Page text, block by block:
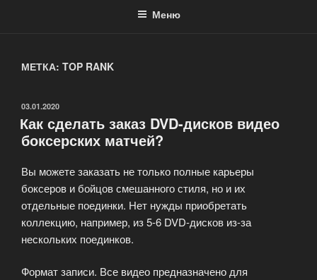
Меню
МЕТКА: TOP RANK
ОПУБЛИКОВАНО
03.01.2020
Как сделать заказ DVD-дисков видео
боксерских матчей?
Вы можете заказать не только полные карьеры
боксеров и бойцов смешанного стиля, но и их
отдельные поединки. Нет нужды приобретать
коллекцию, например, из 5-6 DVD-дисков из-за
нескольких поединков.
Формат записи. Все видео предназначено для